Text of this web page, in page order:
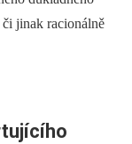
jinak racionálně